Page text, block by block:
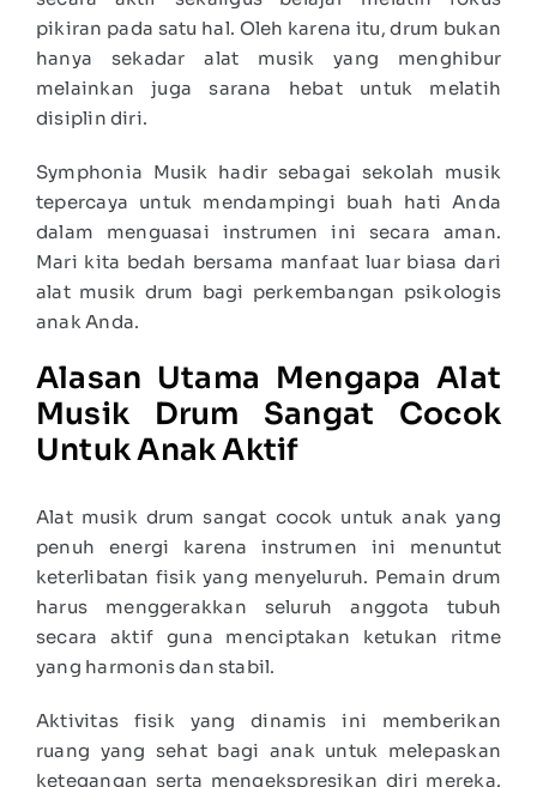
pikiran pada satu hal. Oleh karena itu, drum bukan
hanya sekadar alat musik yang menghibur
melainkan juga sarana hebat untuk melatih
disiplin diri.
Symphonia Musik hadir sebagai sekolah musik
tepercaya untuk mendampingi buah hati Anda
dalam menguasai instrumen ini secara aman.
Mari kita bedah bersama manfaat luar biasa dari
alat musik drum bagi perkembangan psikologis
anak Anda.
Alasan Utama Mengapa Alat
Musik Drum Sangat Cocok
Untuk Anak Aktif
Alat musik drum sangat cocok untuk anak yang
penuh energi karena instrumen ini menuntut
keterlibatan fisik yang menyeluruh. Pemain drum
harus menggerakkan seluruh anggota tubuh
secara aktif guna menciptakan ketukan ritme
yang harmonis dan stabil.
Aktivitas fisik yang dinamis ini memberikan
ruang yang sehat bagi anak untuk melepaskan
ketegangan serta mengekspresikan diri mereka.